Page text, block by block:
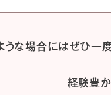
うな場合にはぜひ一
経験豊